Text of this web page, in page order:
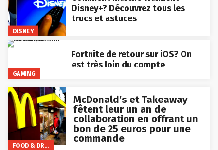
DISNEY
Disney+? Découvrez tous les
trucs et astuces
GAMING
Fortnite de retour sur iOS? On
est très loin du compte
FOOD & DRINKS
McDonald’s et Takeaway
fêtent leur un an de
collaboration en offrant un
bon de 25 euros pour une
commande